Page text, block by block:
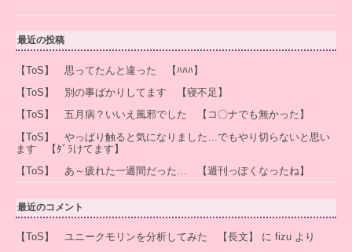
最近の投稿
【ToS】 思ってたんと違った 【ﾊﾊﾊ】
【ToS】 別の事ばかりしてます 【寝不足】
【ToS】 五月病？いいえ風邪でした 【コ〇ナでも無かった】
【ToS】 やっぱり触ると気になりました…でもやり切らないと思い
ます 【ﾀﾞﾗけてます】
【ToS】 あ～疲れた一週間だった… 【週刊っぽくなったね】
最近のコメント
【ToS】 ユニークモリンを分析してみた 【長文】 に fizu より